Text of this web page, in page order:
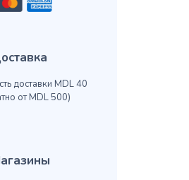
доставки MDL 40
от MDL 500)